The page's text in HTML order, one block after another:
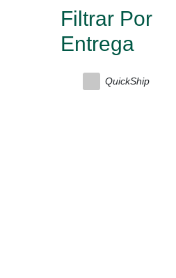
Filtrar Por
Entrega
QuickShip